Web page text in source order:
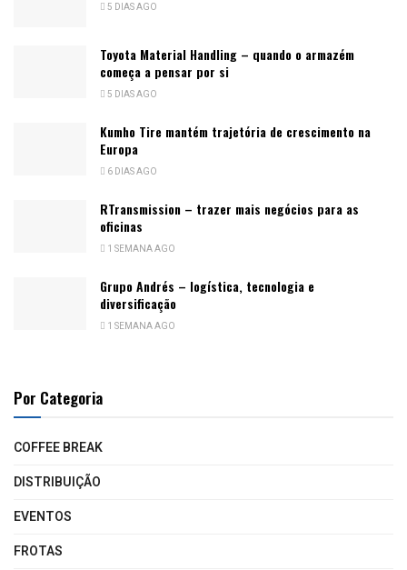
5 DIAS AGO
Toyota Material Handling – quando o armazém
começa a pensar por si
5 DIAS AGO
Kumho Tire mantém trajetória de crescimento na
Europa
6 DIAS AGO
RTransmission – trazer mais negócios para as
oficinas
1 SEMANA AGO
Grupo Andrés – logística, tecnologia e
diversificação
1 SEMANA AGO
Por Categoria
COFFEE BREAK
DISTRIBUIÇÃO
EVENTOS
FROTAS